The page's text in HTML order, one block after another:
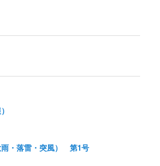
雨・落雷・突風） 第1号